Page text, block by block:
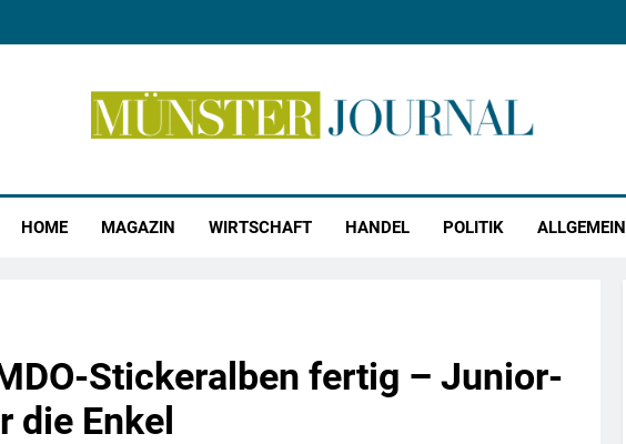
HOME MAGAZIN WIRTSCHAFT HANDEL POLITIK ALLGEMEIN
Stickeralben fertig – Junior-
die Enkel